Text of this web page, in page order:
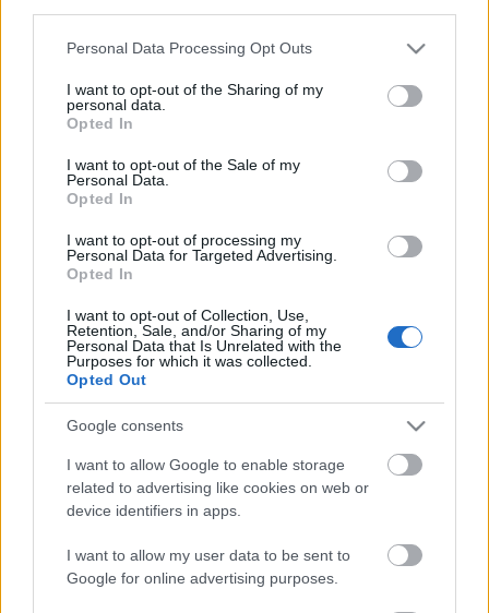
Please note that this website/app uses one or more Google
not limited to your visit or usage behaviour. You may click to
grant or deny consent to Google and its third-party tags to
use your data for below specified purposes in below Google
consent section.
Personal Data Processing Opt Outs
I want to opt-out of the Sharing of my
personal data.
Opted In
I want to opt-out of the Sale of my
Personal Data.
Opted In
I want to opt-out of processing my
Personal Data for Targeted Advertising.
Opted In
I want to opt-out of Collection, Use,
Retention, Sale, and/or Sharing of my
Personal Data that Is Unrelated with the
Purposes for which it was collected.
Opted Out
Google consents
I want to allow Google to enable storage
related to advertising like cookies on web or
device identifiers in apps.
I want to allow my user data to be sent to
Google for online advertising purposes.
Polgár Ibolya receptje és fotója
Hozzávalók
Tészta: 6 tojás, 6 evőkanál Nyírfacukor, 6 evőkanál
liszt, fél cs. sütőpor
Krém: 0,5 ...
Kókuszkrémes piskótatekercs
EdesenEgeszseges
Kunt Tomán Viktória receptje és fotója
Hozzávalók
- 10 dkg Nyírfacukor
- 3 tojás
- 5 dkg fehér tönkölyliszt
- 5 dkg teljeskiőrlésű ...
Marcipános sült puding
EdesenEgeszseges•2013. július 02.
Hortobágyi Anna receptje és fotója
Hozzávalók 4 személyre